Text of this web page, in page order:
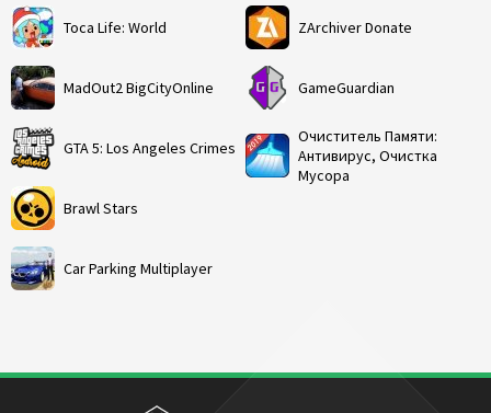
Toca Life: World
MadOut2 BigCityOnline
GTA 5: Los Angeles Crimes
Brawl Stars
Car Parking Multiplayer
ZArchiver Donate
GameGuardian
Очиститель Памяти:
Антивирус, Очистка
Мусора